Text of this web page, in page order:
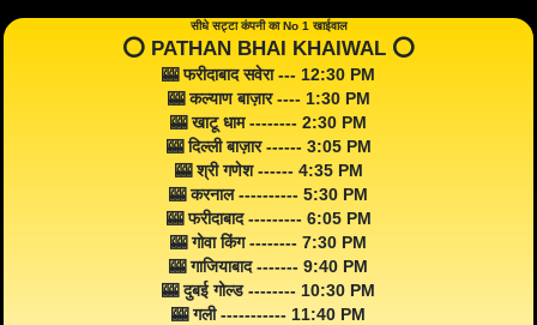
सीधे सट्टा कंपनी का No 1 खाईवाल
⭕️ PATHAN BHAI KHAIWAL ⭕️
🎰 फरीदाबाद सवेरा --- 12:30 PM
🎰 कल्याण बाज़ार ---- 1:30 PM
🎰 खाटू धाम -------- 2:30 PM
🎰 दिल्ली बाज़ार ------ 3:05 PM
🎰 श्री गणेश ------ 4:35 PM
🎰 करनाल ---------- 5:30 PM
🎰 फरीदाबाद --------- 6:05 PM
🎰 गोवा किंग -------- 7:30 PM
🎰 गाजियाबाद ------- 9:40 PM
🎰 दुबई गोल्ड -------- 10:30 PM
🎰 गली ----------- 11:40 PM